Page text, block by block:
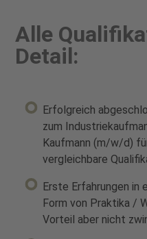
Alle
Detail:
Erfolgreich
zum
Kaufmann (m/w/d)
vergleichbare
Erste Erfahrungen in
Form von Praktika /
Vorteil aber nicht